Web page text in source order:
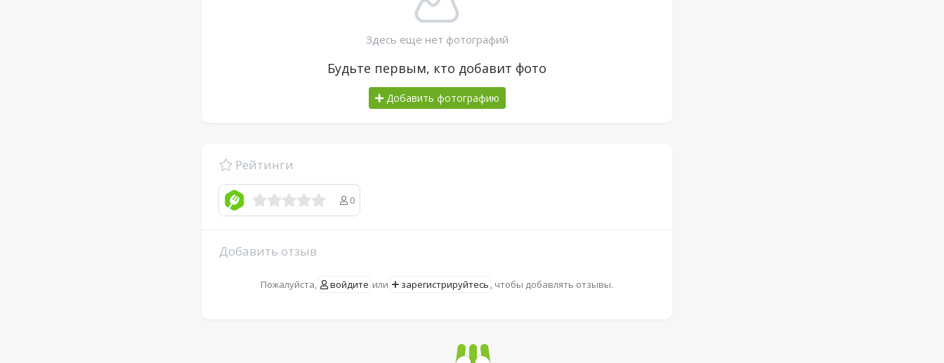
Здесь еще нет фотографий
Будьте первым, кто добавит фото
Добавить фотографию
Рейтинги
0
Добавить отзыв
Пожалуйста, войдите или зарегистрируйтесь , чтобы добавлять отзывы.